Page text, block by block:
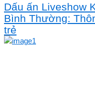
Dấu ấn Liveshow
Bình Thường:
trẻ